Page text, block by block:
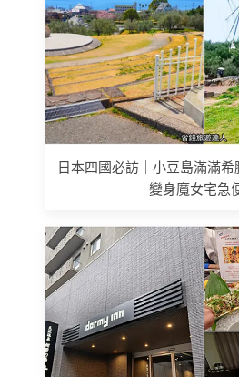
日本四國必訪｜小豆島滿滿
變身魔女宅急